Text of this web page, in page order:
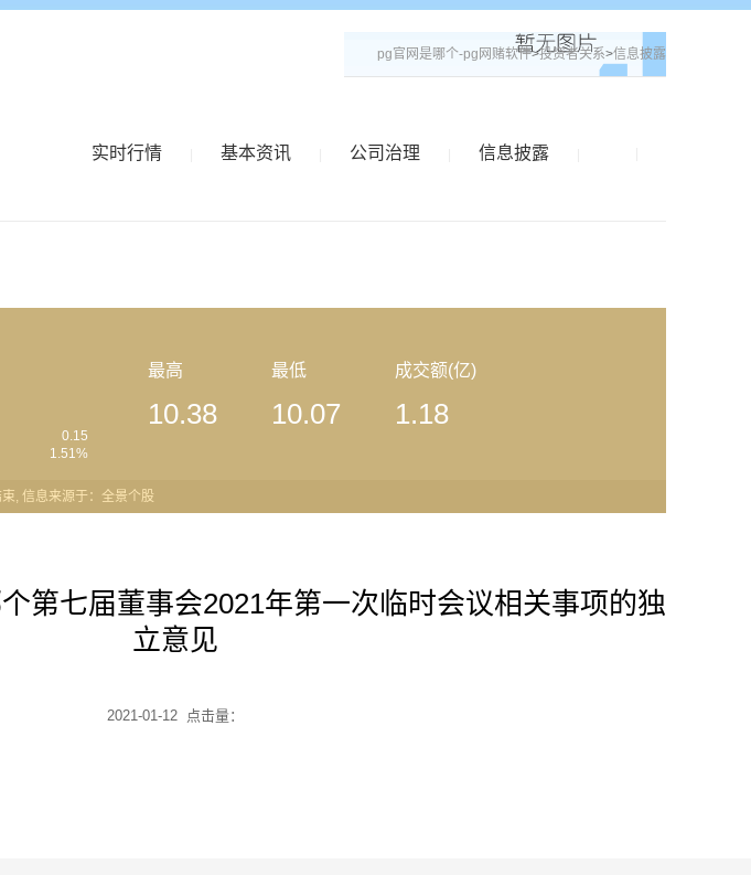
pg官网是哪个-pg网赌软件>投资者关系>信息披露
信息披露
公司治理
基本资讯
实时行情
最高 最低 成交额(亿)
0.15
1.51%
10.38 10.07 1.18
, 信息来源于：全景个股
第七届董事会2021年第一次临时会议相关事项的独
立意见
2021-01-12 点击量：